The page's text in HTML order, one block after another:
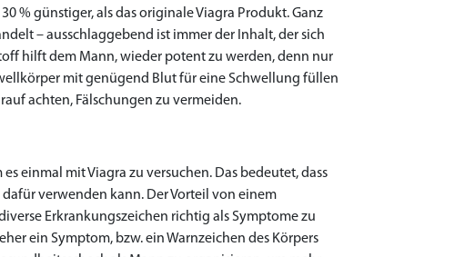
% günstiger, als das originale Viagra Produkt. Ganz
– ausschlaggebend ist immer der Inhalt, der sich
hilft dem Mann, wieder potent zu werden, denn nur
mit genügend Blut für eine Schwellung füllen
achten, Fälschungen zu vermeiden.
einmal mit Viagra zu versuchen. Das bedeutet, dass
dafür verwenden kann. Der Vorteil von einem
Erkrankungszeichen richtig als Symptome zu
ein Symptom, bzw. ein Warnzeichen des Körpers